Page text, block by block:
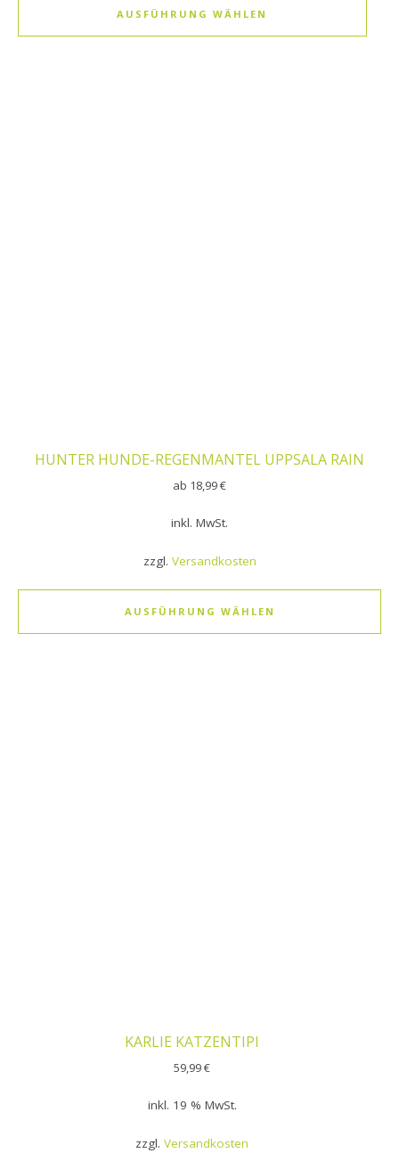
AUSFÜHRUNG WÄHLEN
HUNTER HUNDE-REGENMANTEL UPPSALA RAIN
ab 18,99€
inkl. MwSt.
zzgl. Versandkosten
AUSFÜHRUNG WÄHLEN
KARLIE KATZENTIPI
59,99€
inkl. 19 % MwSt.
zzgl.Versandkosten